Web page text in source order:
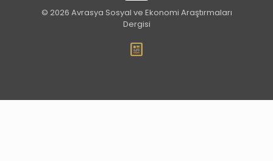
© 2026 Avrasya Sosyal ve Ekonomi Araştırmaları
Dergisi